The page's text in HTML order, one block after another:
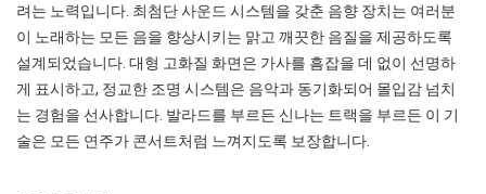
려는 노력입니다. 최첨단 사운드 시스템을 갖춘 음향 장치는 여러분
이 노래하는 모든 음을 향상시키는 맑고 깨끗한 음질을 제공하도록
설계되었습니다. 대형 고화질 화면은 가사를 흠잡을 데 없이 선명하
게 표시하고, 정교한 조명 시스템은 음악과 동기화되어 몰입감 넘치
는 경험을 선사합니다. 발라드를 부르든 신나는 트랙을 부르든 이 기
술은 모든 연주가 콘서트처럼 느껴지도록 보장합니다.